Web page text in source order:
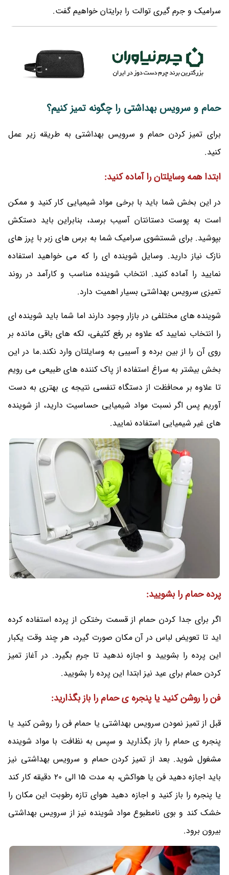
سرامیک و جرم گیری توالت را برایتان خواهیم گفت.
حمام و سرویس بهداشتی را چگونه تمیز کنیم؟
برای تمیز کردن حمام و سرویس بهداشتی به طریقه زیر عمل
کنید.
ابتدا همه وسایلتان را آماده کنید:
در این بخش شما باید با برخی مواد شیمیایی کار کنید و ممکن
است به پوست دستانتان آسیب برسد، بنابراین باید دستکش
بپوشید. برای شستشوی سرامیک شما به برس های زبر با پرز های
نازک نیاز دارید. وسایل شوینده ای را که می خواهید استفاده
نمایید را آماده کنید. انتخاب شوینده مناسب و کارآمد در روند
تمیزی سرویس بهداشتی بسیار اهمیت دارد.
شوینده های مختلفی در بازار وجود دارند اما شما باید شوینده ای
را انتخاب نمایید که علاوه بر رفع کثیفی، لکه های باقی مانده بر
روی آن را از بین برده و آسیبی به وسایلتان وارد نکند.ما در این
بخش بیشتر به سراغ استفاده از پاک کننده های طبیعی می رویم
تا علاوه بر محافظت از دستگاه تنفسی نتیجه ی بهتری به دست
آوریم پس اگر نسبت مواد شیمیایی حساسیت دارید، از شوینده
های غیر شیمیایی استفاده نمایید.
پرده حمام را بشویید:
اگر برای جدا کردن حمام از قسمت رختکن از پرده استفاده کرده
اید تا تعویض لباس در آن مکان صورت گیرد، هر چند وقت یکبار
این پرده را بشویید و اجازه ندهید تا جرم بگیرد. در آغاز تمیز
کردن حمام برای عید نیز ابتدا این پرده را بشویید.
فن را روشن کنید یا پنجره ی حمام را باز بگذارید:
قبل از تمیز نمودن سرویس بهداشتی یا حمام فن را روشن کنید یا
پنجره ی حمام را باز بگذارید و سپس به نظافت با مواد شوینده
مشغول شوید. بعد از تمیز کردن حمام و سرویس بهداشتی نیز
باید اجازه دهید فن یا هواکش، به مدت 15 الی 20 دقیقه کار کند
یا پنجره را باز کنید و اجازه دهید هوای تازه رطوبت این مکان را
خشک کند و بوی نامطبوع مواد شوینده نیز از سرویس بهداشتی
بیرون برود.